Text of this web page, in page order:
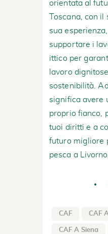
orientata al
Toscana, con
sua
supportare i
ittico per
lavoro
sostenibilità.
significa avere
proprio fianco,
tuoi diritti e a
futuro migliore
pesca a Livorno.
CAF CAF
CAF A Siena